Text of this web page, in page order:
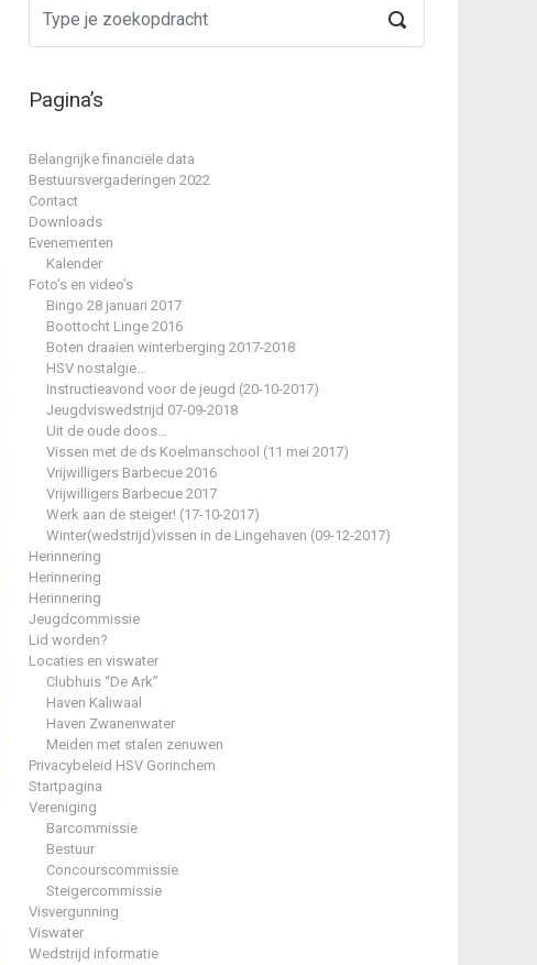
Pagina’s
Belangrijke financiële data
Bestuursvergaderingen 2022
Contact
Downloads
Evenementen
Kalender
Foto’s en video’s
Bingo 28 januari 2017
Boottocht Linge 2016
Boten draaien winterberging 2017-2018
HSV nostalgie…
Instructieavond voor de jeugd (20-10-2017)
Jeugdviswedstrijd 07-09-2018
Uit de oude doos…
Vissen met de ds Koelmanschool (11 mei 2017)
Vrijwilligers Barbecue 2016
Vrijwilligers Barbecue 2017
Werk aan de steiger! (17-10-2017)
Winter(wedstrijd)vissen in de Lingehaven (09-12-2017)
Herinnering
Herinnering
Herinnering
Jeugdcommissie
Lid worden?
Locaties en viswater
Clubhuis “De Ark”
Haven Kaliwaal
Haven Zwanenwater
Meiden met stalen zenuwen
Privacybeleid HSV Gorinchem
Startpagina
Vereniging
Barcommissie
Bestuur
Concourscommissie
Steigercommissie
Visvergunning
Viswater
Wedstrijd informatie